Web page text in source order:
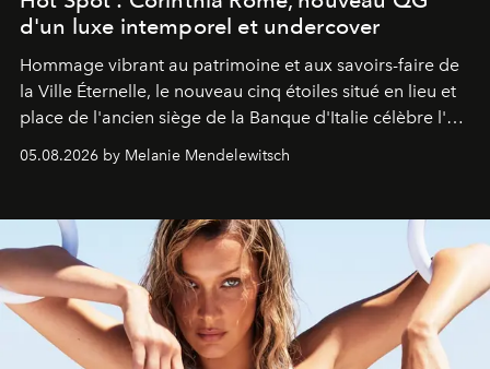
d'un luxe intemporel et undercover
Hommage vibrant au patrimoine et aux savoirs-faire de
la Ville Éternelle, le nouveau cinq étoiles situé en lieu et
place de l'ancien siège de la Banque d'Italie célèbre l'art
de vivre Romain dans toute son élégance intemporelle.
05.08.2026 by Melanie Mendelewitsch